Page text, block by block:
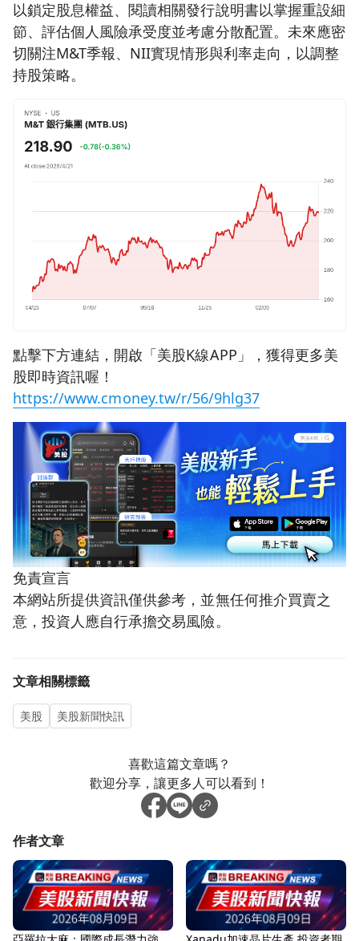
以鎖定股息權益、閱讀相關發行說明書以掌握重設細
節、評估個人風險承受度並考慮分散配置。未來應密
切關注M&T季報、NII實現情形與利率走向，以調整
持股策略。
點擊下方連結，開啟「美股K線APP」，獲得更多美
股即時資訊喔！
https://www.cmoney.tw/r/56/9hlg37
免責宣言
本網站所提供資訊僅供參考，並無任何推介買賣之
意，投資人應自行承擔交易風險。
文章相關標籤
美股 美股新聞快訊
喜歡這篇文章嗎？
歡迎分享，讓更多人可以看到！
作者文章